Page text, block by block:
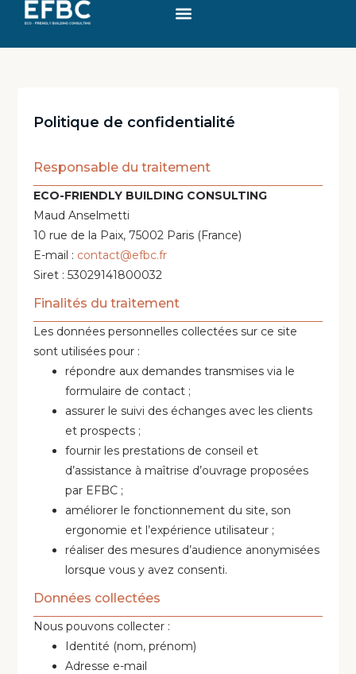
Politique de confidentialité
Responsable du traitement
ECO-FRIENDLY BUILDING CONSULTING
Maud Anselmetti
10 rue de la Paix, 75002 Paris (France)
E-mail : contact@efbc.fr
Siret : 530​291​418​00032
Finalités du traitement
Les données personnelles collectées sur ce site
sont utilisées pour :
répondre aux demandes transmises via le
formulaire de contact ;
assurer le suivi des échanges avec les clients
et prospects ;
fournir les prestations de conseil et
d’assistance à maîtrise d’ouvrage proposées
par EFBC ;
améliorer le fonctionnement du site, son
ergonomie et l’expérience utilisateur ;
réaliser des mesures d’audience anonymisées
lorsque vous y avez consenti.
Données collectées
Nous pouvons collecter :
Identité (nom, prénom)
Adresse e-mail